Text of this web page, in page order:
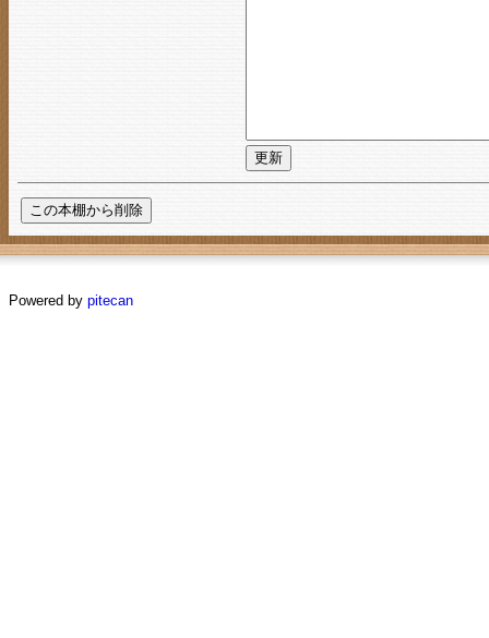
Powered by pitecan